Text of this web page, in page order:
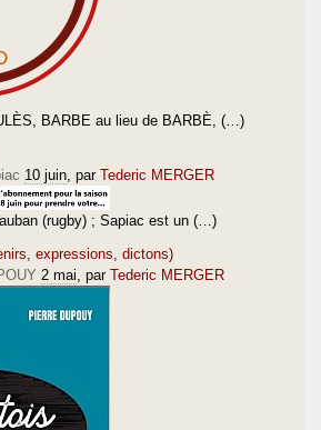
BARBE au lieu de BARBÈ, (…)
10 juin , par Tederic MERGER
(rugby) ; Sapiac est un (…)
expressions, dictons)
2 mai , par Tederic MERGER